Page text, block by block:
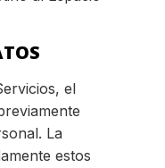
el
La
estos